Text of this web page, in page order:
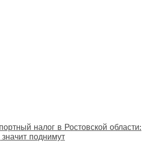
налог в Ростовской области:
значит поднимут